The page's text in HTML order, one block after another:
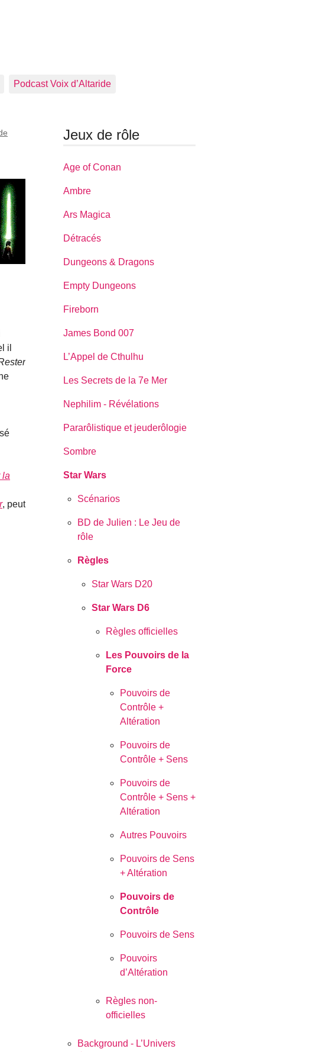
Podcast Voix d’Altaride
il
la
, peut
Jeux de rôle
Age of Conan
Ambre
Ars Magica
Détracés
Dungeons & Dragons
Empty Dungeons
Fireborn
James Bond 007
L’Appel de Cthulhu
Les Secrets de la 7e Mer
Nephilim - Révélations
Pararôlistique et jeuderôlogie
Sombre
Star Wars
Scénarios
BD de Julien : Le Jeu de
rôle
Règles
Star Wars D20
Star Wars D6
Règles officielles
Les Pouvoirs de la
Force
Pouvoirs de
Contrôle +
Altération
Pouvoirs de
Contrôle + Sens
Pouvoirs de
Contrôle + Sens +
Altération
Autres Pouvoirs
Pouvoirs de Sens
+ Altération
Pouvoirs de
Contrôle
Pouvoirs de Sens
Pouvoirs
d’Altération
Règles non-
officielles
Background - L’Univers